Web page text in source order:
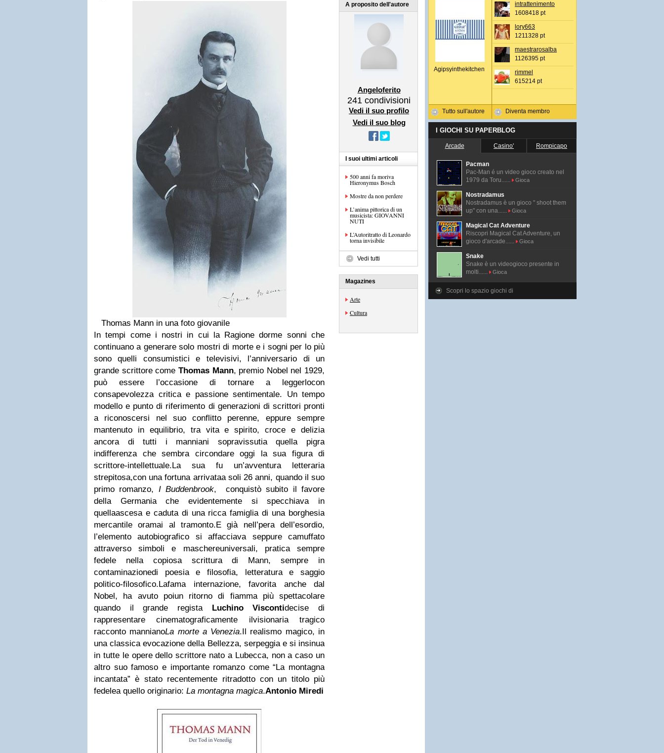
Thomas Mann in una foto giovanile
In tempi come i nostri in cui la Ragione dorme sonni che
continuano a generare solo mostri di morte e i sogni per lo più
sono quelli consumistici e televisivi, l’anniversario di un
grande scrittore come Thomas Mann, premio Nobel nel 1929,
può essere l’occasione di tornare a leggerlocon
consapevolezza critica e passione sentimentale. Un tempo
modello e punto di riferimento di generazioni di scrittori pronti
a riconoscersi nel suo conflitto perenne, eppure sempre
mantenuto in equilibrio, tra vita e spirito, croce e delizia
ancora di tutti i manniani sopravissutia quella pigra
indifferenza che sembra circondare oggi la sua figura di
scrittore-intellettuale.La sua fu un’avventura letteraria
strepitosa,con una fortuna arrivataa soli 26 anni, quando il suo
primo romanzo, I Buddenbrook, conquistò subito il favore
della Germania che evidentemente si specchiava in
quellaascesa e caduta di una ricca famiglia di una borghesia
mercantile oramai al tramonto.E già nell’pera dell’esordio,
l’elemento autobiografico si affacciava seppure camuffato
attraverso simboli e maschereuniversali, pratica sempre
fedele nella copiosa scrittura di Mann, sempre in
contaminazionedi poesia e filosofia, letteratura e saggio
politico-filosofico.Lafama internazione, favorita anche dal
Nobel, ha avuto poiun ritorno di fiamma più spettacolare
quando il grande regista Luchino Viscontidecise di
rappresentare cinematograficamente ilvisionaria tragico
racconto mannianoLa morte a Venezia.Il realismo magico, in
una classica evocazione della Bellezza, serpeggia e si insinua
in tutte le opere dello scrittore nato a Lubecca, non a caso un
altro suo famoso e importante romanzo come “La montagna
incantata” è stato recentemente ritradotto con un titolo più
fedelea quello originario: La montagna magica.Antonio Miredi
A proposito dell'autore
Angeloferito
241 condivisioni
Vedi il suo profilo
Vedi il suo blog
I suoi ultimi articoli
500 anni fa moriva
Hieronymus Bosch
Mostre da non perdere
L’anima pittorica di un
musicista: GIOVANNI
NUTI
L’Autoritratto di Leonardo
torna invisibile
Vedi tutti
Magazines
Arte
Cultura
Agipsyinthekitchen
Tutto sull'autore
intrattenimento
1608418 pt
lory663
1211328 pt
maestrarosalba
1126395 pt
rimmel
615214 pt
Diventa membro
I GIOCHI SU PAPERBLOG
Arcade Casino' Rompicapo
Pacman
Pac-Man é un video gioco creato nel
1979 da Toru......
Gioca
Nostradamus
Nostradamus è un gioco " shoot them
up" con una......
Gioca
Magical Cat Adventure
Riscopri Magical Cat Adventure, un
gioco d'arcade......
Gioca
Snake
Snake è un videogioco presente in
molti......
Gioca
Scopri lo spazio giochi di